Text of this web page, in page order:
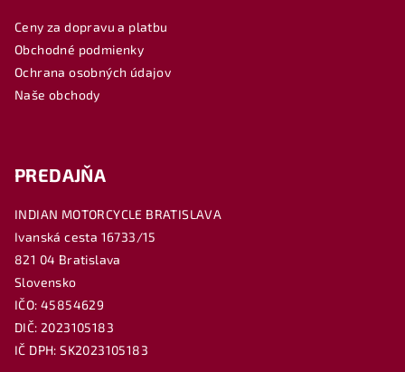
Ceny za dopravu a platbu
Obchodné podmienky
Ochrana osobných údajov
Naše obchody
PREDAJŇA
INDIAN MOTORCYCLE BRATISLAVA
Ivanská cesta 16733/15
821 04 Bratislava
Slovensko
IČO: 45854629
DIČ: 2023105183
IČ DPH: SK2023105183